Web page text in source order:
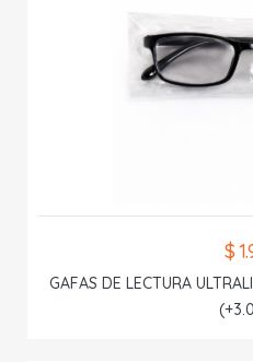
$
GAFAS DE LECTURA